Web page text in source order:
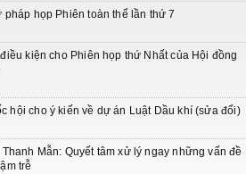
pháp họp Phiên toàn thể lần thứ 7
kiện cho Phiên họp thứ Nhất của Hội đồng
hội cho ý kiến về dự án Luật Dầu khí (sửa đổi)
Mẫn: Quyết tâm xử lý ngay những vấn đề
trễ